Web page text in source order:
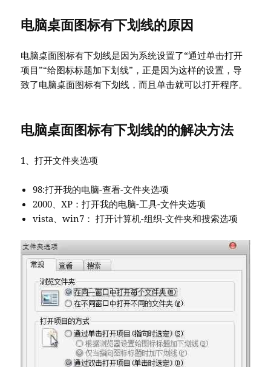
电脑桌面图标有下划线的原因
电脑桌面图标有下划线是因为系统设置了“通过单击打开
项目”“给图标标题加下划线”，正是因为这样的设置，导
致了电脑桌面图标有下划线，而且单击就可以打开程序。
电脑桌面图标有下划线的的解决方法
1、打开文件夹选项
98:打开我的电脑-查看-文件夹选项
2000、XP：打开我的电脑-工具-文件夹选项
vista、win7： 打开计算机-组织-文件夹和搜索选项